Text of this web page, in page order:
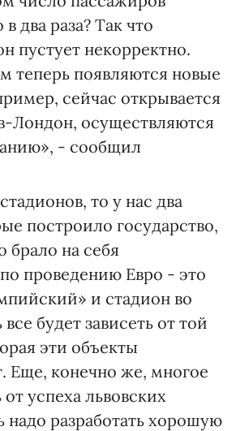
два раза? Так что
пустует некорректно.
теперь появляются новые
сейчас открывается
Лондон, осуществляются
- сообщил
то у нас два
построило государство,
брало на себя
по проведению Евро - это
и стадион во
будет зависеть от той
эти объекты
Еще, конечно же, многое
от успеха львовских
надо разработать хорошую